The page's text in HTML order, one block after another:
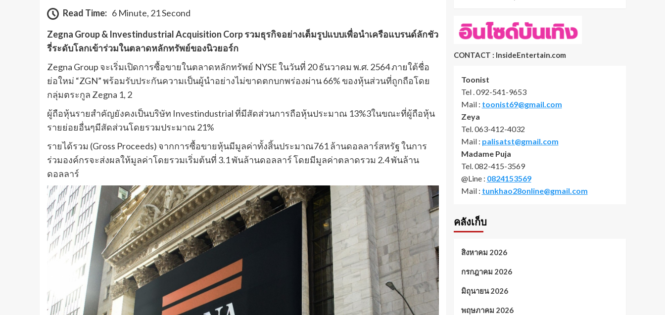
Read Time: 6 Minute, 21 Second
Zegna Group & Investindustrial Acquisition Corp รวมธุรกิจอย่างเต็มรูปแบบเพื่อนำเครือแบรนด์ลักชัว
รี่ระดับโลกเข้าร่วมในตลาดหลักทรัพย์ของนิวยอร์ก
Zegna Group จะเริ่มเปิดการซื้อขายในตลาดหลักทรัพย์ NYSE ในวันที่ 20 ธันวาคม พ.ศ. 2564 ภายใต้ชื่อ
ย่อใหม่ “ZGN” พร้อมรับประกันความเป็นผู้นำอย่างไม่ขาดตกบกพร่องผ่าน 66% ของหุ้นส่วนที่ถูกถือโดย
กลุ่มตระกูล Zegna 1, 2
ผู้ถือหุ้นรายสำคัญยังคงเป็นบริษัท Investindustrial ที่มีสัดส่วนการถือหุ้นประมาณ 13%3ในขณะที่ผู้ถือหุ้น
รายย่อยอื่นๆมีสัดส่วนโดยรวมประมาณ 21%
รายได้รวม (Gross Proceeds) จากการซื้อขายหุ้นมีมูลค่าทั้งสิ้นประมาณ761 ล้านดอลลาร์สหรัฐ ในการ
ร่วมองค์กรจะส่งผลให้มูลค่าโดยรวมเริ่มต้นที่ 3.1 พันล้านดอลลาร์ โดยมีมูลค่าตลาดรวม 2.4 พันล้าน
ดอลลาร์
CONTACT : InsideEntertain.com
Toonist
Tel . 092-541-9653
Mail : toonist69@gmail.com
Zeya
Tel. 063-412-4032
Mail : palisatst@gmail.com
Madame Puja
Tel. 082-415-3569
@Line : 0824153569
Mail : tunkhao28online@gmail.com
คลังเก็บ
สิงหาคม 2026
กรกฎาคม 2026
มิถุนายน 2026
พฤษภาคม 2026